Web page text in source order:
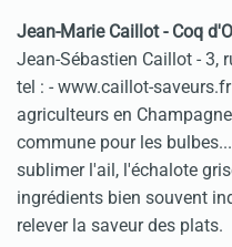
Jean-Marie Caillot - Coq
Jean-Sébastien Caillot - 3,
tel : - www.caillot-
agriculteurs en
commune pour les
sublimer l'ail, l'échalote
ingrédients bien souvent
relever la saveur des plats.